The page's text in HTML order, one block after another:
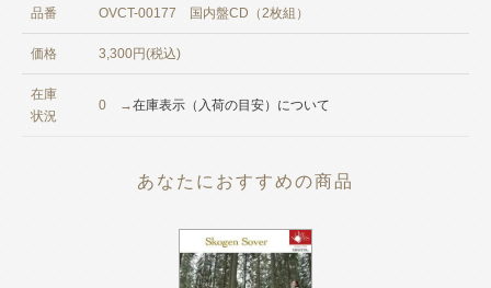
品番 OVCT-00177 国内盤CD（2枚組）
価格 3,300円(税込)
在庫
状況
0 →在庫表示（入荷の目安）について
あなたにおすすめの商品